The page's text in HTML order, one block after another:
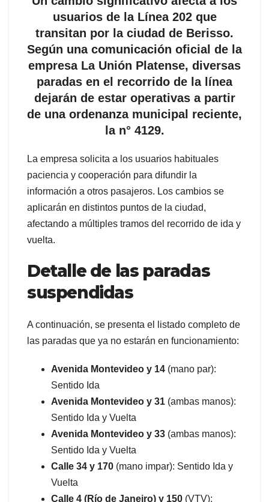
usuarios de la Línea 202 que
transitan por la ciudad de Berisso.
Según una comunicación oficial de la
empresa La Unión Platense, diversas
paradas en el recorrido de la línea
dejarán de estar operativas a partir
de una ordenanza municipal reciente,
la n° 4129.
La empresa solicita a los usuarios habituales
paciencia y cooperación para difundir la
información a otros pasajeros. Los cambios se
aplicarán en distintos puntos de la ciudad,
afectando a múltiples tramos del recorrido de ida y
vuelta.
Detalle de las paradas
suspendidas
A continuación, se presenta el listado completo de
las paradas que ya no estarán en funcionamiento:
Avenida Montevideo y 14 (mano par):
Sentido Ida
Avenida Montevideo y 31 (ambas manos):
Sentido Ida y Vuelta
Avenida Montevideo y 33 (ambas manos):
Sentido Ida y Vuelta
Calle 34 y 170 (mano impar): Sentido Ida y
Vuelta
Calle 4 (Río de Janeiro) y 150 (VTV):